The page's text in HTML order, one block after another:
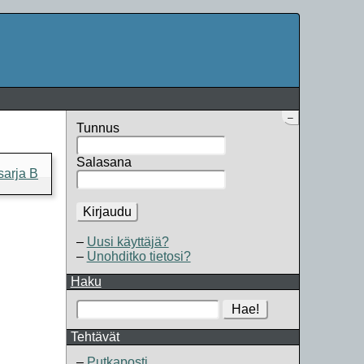
–
Tunnus
Salasana
Kirjaudu
Uusi käyttäjä?
Unohditko tietosi?
Haku
Hae!
Tehtävät
B